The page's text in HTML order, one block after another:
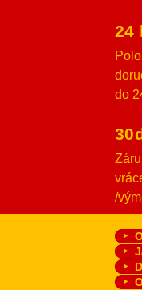
24
do
/